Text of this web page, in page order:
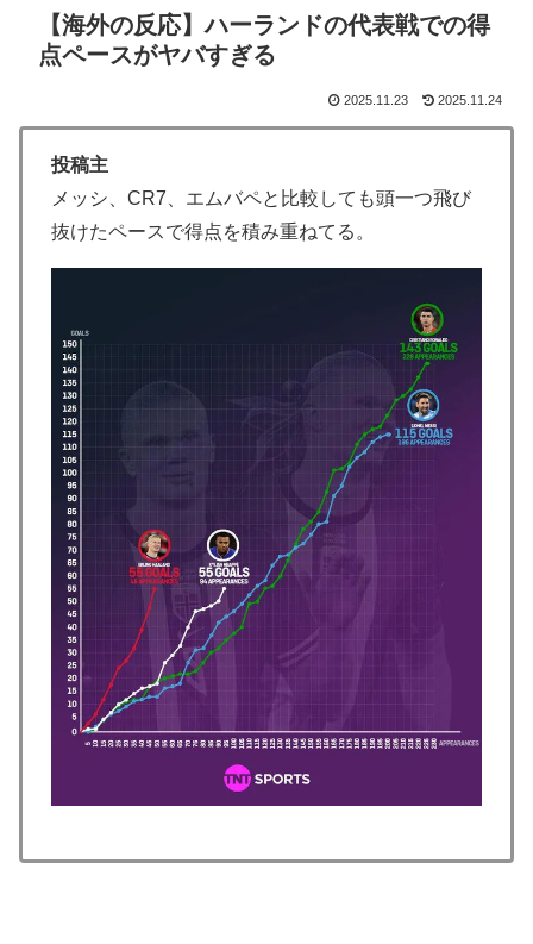
ぎに・・・2002年W杯4強の記録取り消しの声も」
→「マジで国の恥だ」「2002年まで疑う価値がある」
「国民や国が築いた国格をサッカー選手が足で蹴り飛ば
協会による国際試合の審判買収が発覚し大騒ぎ！【海外
の反応】
▶ 外国人「日本の未来は安泰だ」16歳MF三井寺眞、衝撃
ゴール！久保建英超え歴代2位の記録！3得点に絡む活躍
大地震が起きても手術をやり遂げる日本の医療チーム、
海外でも凄すぎると絶賛
海外「日本なんて行くんじゃなかった…」 日本を知っ
てしまったディズニー信者、帰国後『本家』に失望する
事態に
海外「消火栓もフェイクだから消防士が右往左往する中
国www」
3.1節がある月なのに…3月のカレンダーに日本の富士
山・大阪城・桜が描かれ物議＝韓国の反応
「オーデコロンの定期注文が月50本、1808年の請求書
には72本」ナポレオンは1日2本を何に使っていたの
か…
海外「日本人はなんて気高いんだ！」 英高級紙も驚愕
した極限の中の日本人の姿に世界が衝撃
【海外の反応】ハーランドの代表戦での得
点ペースがヤバすぎる
2025.11.23 2025.11.24
投稿主
メッシ、CR7、エムバペと比較しても頭一つ飛び
抜けたペースで得点を積み重ねてる。